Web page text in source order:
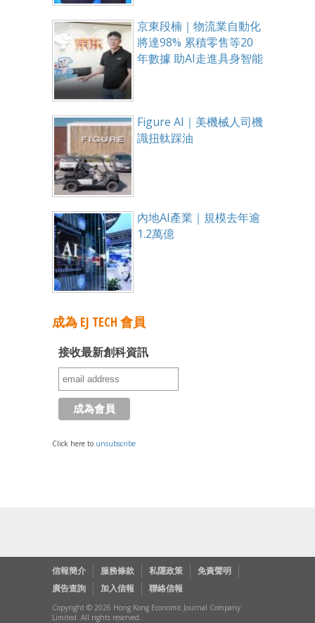
京東段楠｜物流業自動化
將達98% 累積零售等20
年數據 助AI走進具身智能
Figure AI｜美機械人司機
識扭軚踩油
內地AI產業｜規模去年逾
1.2萬億
成為 EJ TECH 會員
接收最新創科資訊
Click here to unsubscribe
信報簡介 服務條款 私隱政策
免責聲明
廣告查詢
加入信報 聯絡信報
Copyright © 2026 Hong Kong Economic Journal Company
Limited. All rights reserved.